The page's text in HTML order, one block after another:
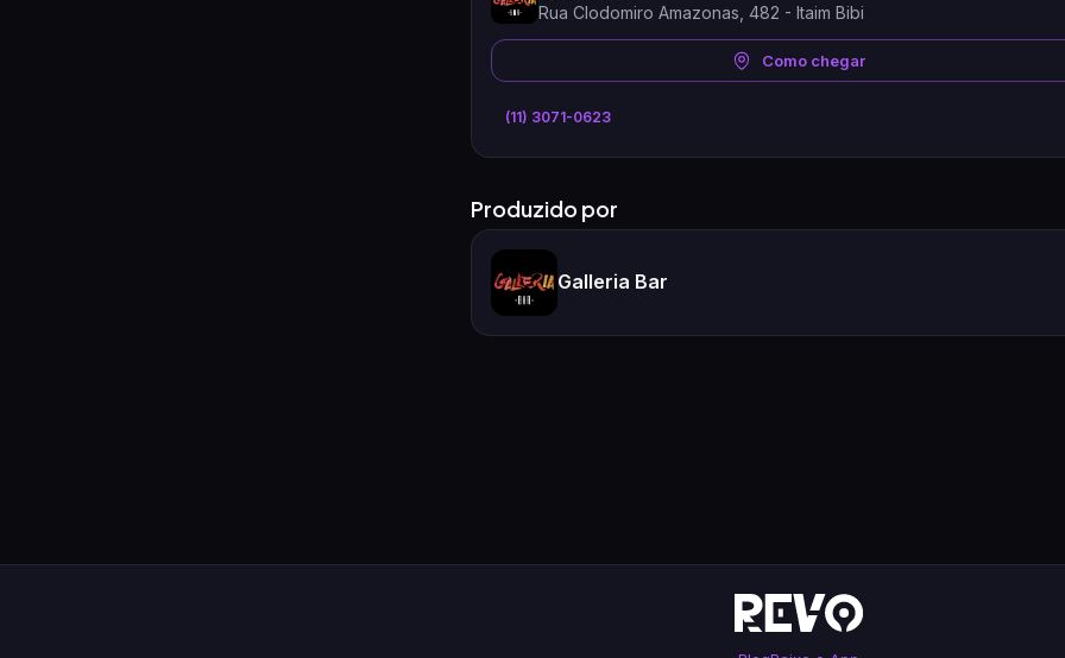
Rua Clodomiro Amazonas, 482 - Itaim Bibi
Como chegar
(11) 3071-0623
Produzido por
Galleria Bar